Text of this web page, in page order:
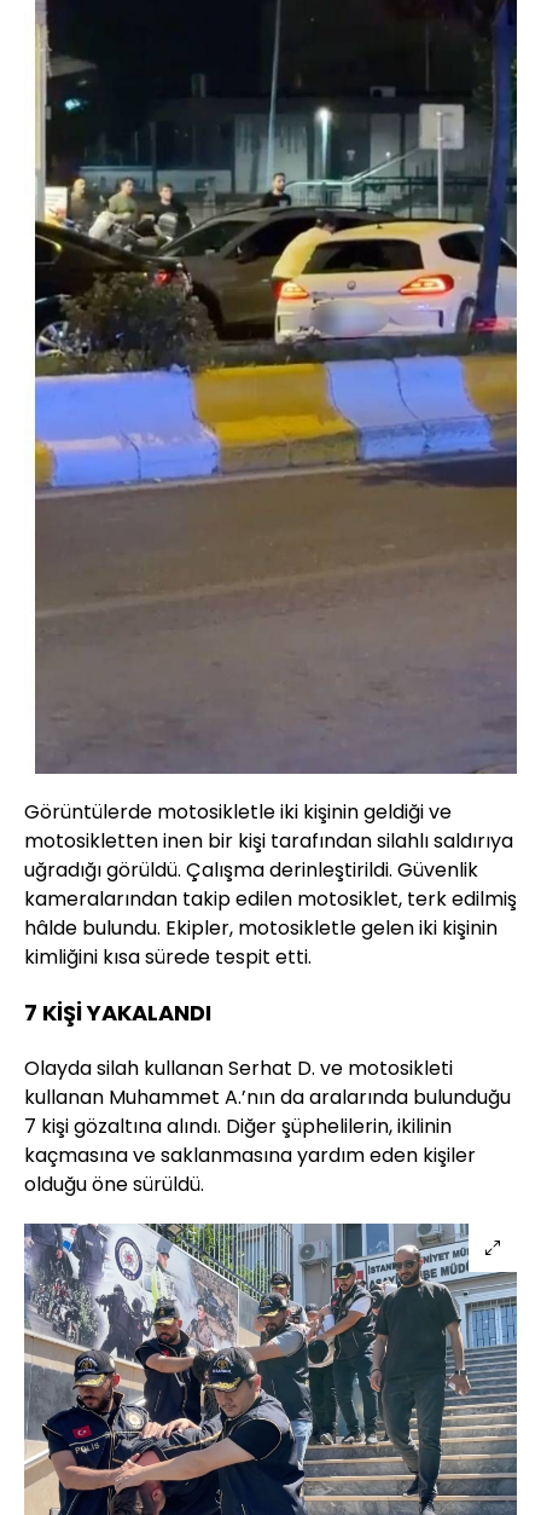
Görüntülerde motosikletle iki kişinin geldiği ve
motosikletten inen bir kişi tarafından silahlı saldırıya
uğradığı görüldü. Çalışma derinleştirildi. Güvenlik
kameralarından takip edilen motosiklet, terk edilmiş
hâlde bulundu. Ekipler, motosikletle gelen iki kişinin
kimliğini kısa sürede tespit etti.
7 KİŞİ YAKALANDI
Olayda silah kullanan Serhat D. ve motosikleti
kullanan Muhammet A.’nın da aralarında bulunduğu
7 kişi gözaltına alındı. Diğer şüphelilerin, ikilinin
kaçmasına ve saklanmasına yardım eden kişiler
olduğu öne sürüldü.